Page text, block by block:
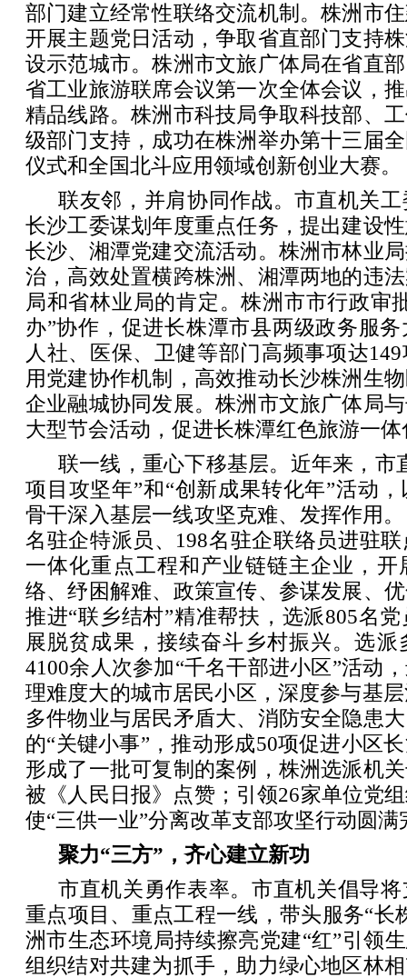
部门建立经常性联络交流机制。株洲市
开展主题党日活动，争取省直部门支持
设示范城市。株洲市文旅广体局在省直
省工业旅游联席会议第一次全体会议，
精品线路。株洲市科技局争取科技部、
级部门支持，成功在株洲举办第十三届
仪式和全国北斗应用领域创新创业大赛。
联友邻，并肩协同作战。市直机关
长沙工委谋划年度重点任务，提出建设
长沙、湘潭党建交流活动。株洲市林业
治，高效处置横跨株洲、湘潭两地的违
局和省林业局的肯定。株洲市市行政审
办”协作，促进长株潭市县两级政务服
人社、医保、卫健等部门高频事项达
用党建协作机制，高效推动长沙株洲生
企业融城协同发展。株洲市文旅广体局
大型节会活动，促进长株潭红色旅游一
联一线，重心下移基层。近年来，市
项目攻坚年”和“创新成果转化年”活动
骨干深入基层一线攻坚克难、发挥作用
名驻企特派员、198名驻企联络员进驻
一体化重点工程和产业链链主企业，开
络、纾困解难、政策宣传、参谋发展、
推进“联乡结村”精准帮扶，选派805名
展脱贫成果，接续奋斗乡村振兴。选
4100余人次参加“千名干部进小区”活动
理难度大的城市居民小区，深度参与基
多件物业与居民矛盾大、消防安全隐患
的“关键小事”，推动形成50项促进小区
形成了一批可复制的案例，株洲选派机
被《人民日报》点赞；引领26家单位党
使“三供一业”分离改革支部攻坚行动圆满
聚力“三方”，齐心建立新功
市直机关勇作表率。市直机关倡导
重点项目、重点工程一线，带头服务“长
洲市生态环境局持续擦亮党建“红”引领
组织结对共建为抓手，助力绿心地区林